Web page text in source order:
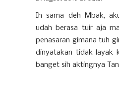
Ih sama deh Mbak,
udah berasa tuir aja
penasaran gimana tuh
dinyatakan tidak layak
banget sih aktingnya